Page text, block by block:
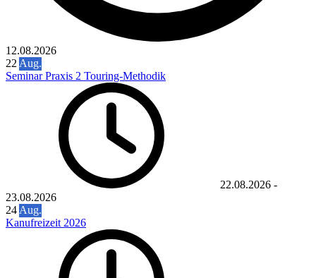
12.08.2026
22Aug.
Seminar Praxis 2 Touring-Methodik
22.08.2026 -
23.08.2026
24Aug.
Kanufreizeit 2026